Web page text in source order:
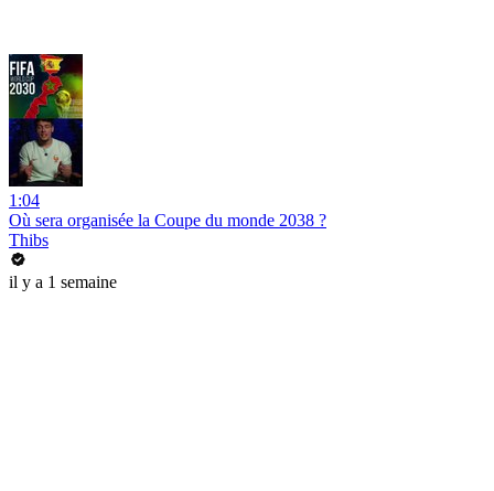
1:04
Où sera organisée la Coupe du monde 2038 ?
Thibs
il y a 1 semaine